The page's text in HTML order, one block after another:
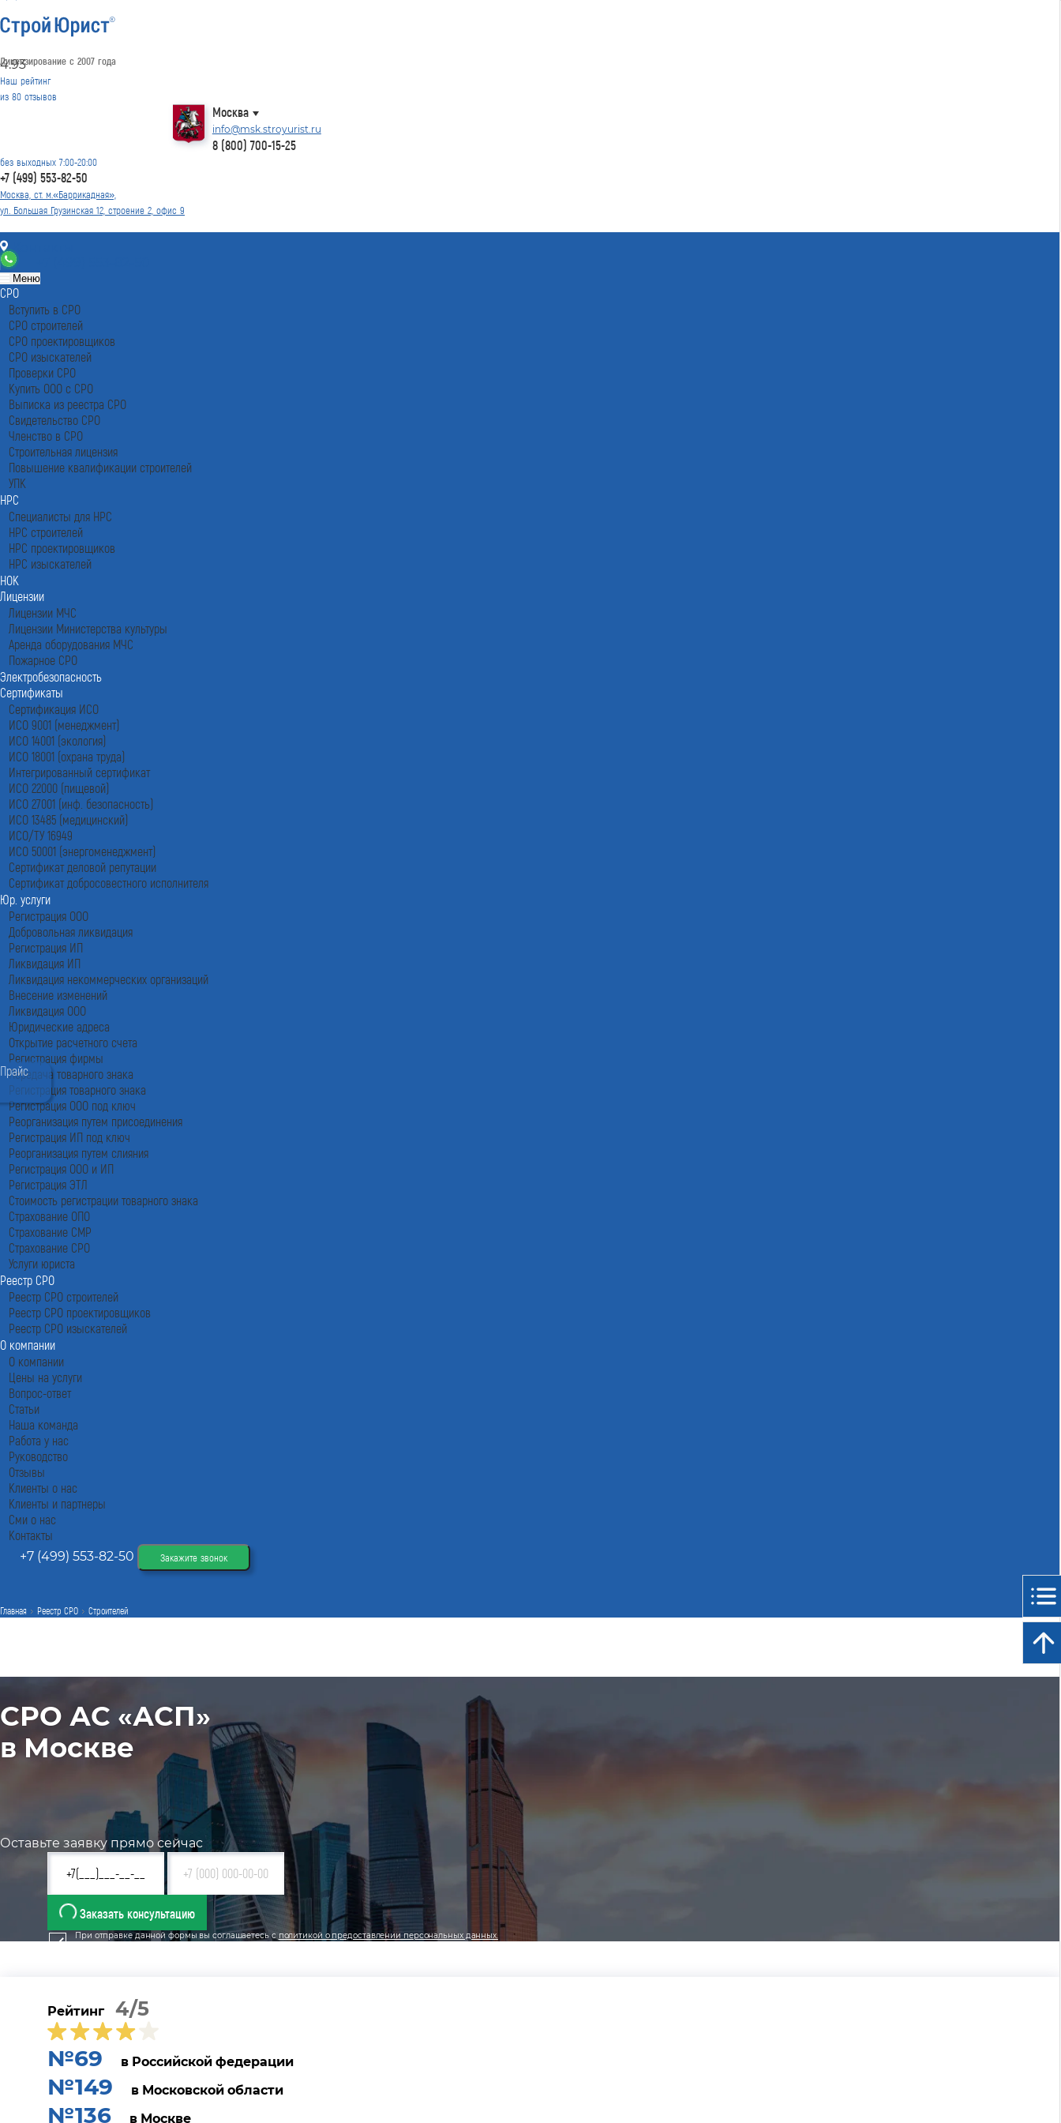
Лицензирование с 2007 года
4.93
Наш рейтинг
из 80 отзывов
Москва
info@msk.stroyurist.ru
8 (800) 700-15-25
без выходных 7:00-20:00
+7 (499) 553-82-50
Москва, ст. м.«Баррикадная»,
ул. Большая Грузинская 12, строение 2, офис 9
Контакты
Меню
СРО
Вступить в СРО
СРО строителей
СРО проектировщиков
СРО изыскателей
Проверки СРО
Купить ООО с СРО
Выписка из реестра СРО
Свидетельство СРО
Членство в СРО
Строительная лицензия
Повышение квалификации строителей
УПК
НРС
Специалисты для НРС
НРС строителей
НРС проектировщиков
НРС изыскателей
НОК
Лицензии
Лицензии МЧС
Лицензии Министерства культуры
Аренда оборудования МЧС
Пожарное СРО
Электробезопасность
Сертификаты
Сертификация ИСО
ИСО 9001 (менеджмент)
ИСО 14001 (экология)
ИСО 18001 (охрана труда)
Интегрированный сертификат
ИСО 22000 (пищевой)
ИСО 27001 (инф. безопасность)
ИСО 13485 (медицинский)
ИСО/ТУ 16949
ИСО 50001 (энергоменеджмент)
Сертификат деловой репутации
Сертификат добросовестного исполнителя
Юр. услуги
Регистрация ООО
Добровольная ликвидация
Регистрация ИП
Ликвидация ИП
Ликвидация некоммерческих организаций
Внесение изменений
Ликвидация ООО
Юридические адреса
Открытие расчетного счета
Регистрация фирмы
Передача товарного знака
Регистрация товарного знака
Регистрация ООО под ключ
Реорганизация путем присоединения
Регистрация ИП под ключ
Реорганизация путем слияния
Регистрация ООО и ИП
Регистрация ЭТЛ
Стоимость регистрации товарного знака
Страхование ОПО
Страхование СМР
Страхование СРО
Услуги юриста
Реестр СРО
Реестр СРО строителей
Реестр СРО проектировщиков
Реестр СРО изыскателей
О компании
О компании
Цены на услуги
Вопрос-ответ
Статьи
Наша команда
Работа у нас
Руководство
Отзывы
Клиенты о нас
Клиенты и партнеры
Сми о нас
Контакты
+7 (499) 553-82-50
Закажите звонок
Главная Реестр СРО Строителей
СРО АС «АСП»
в Москве
Оставьте заявку прямо сейчас
Заказать консультацию
При отправке данной формы вы соглашаетесь с политикой о предоставлении персональных данных.
Рейтинг 4/5
№69 в Российской федерации
№149 в Московской области
№136 в Москве
Прайс